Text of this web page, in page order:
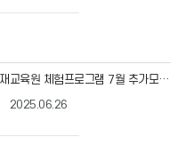
2025학년도 경기도포천교육지원청부설 영재교육원 체험프로그램 7월 추가모집 안내
2025.06.26